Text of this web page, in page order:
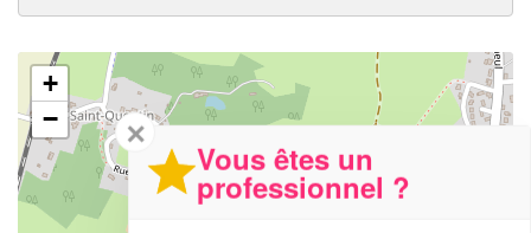
+
−
✕
Vous êtes un
professionnel ?